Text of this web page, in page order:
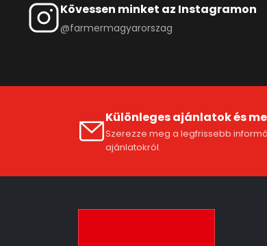
Kövessen minket az Instagramon
@farmermagyarorszag
Különleges ajánlatok és
Szerezze meg a legfrissebb
ajánlatokról.